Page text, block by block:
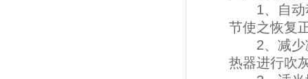
1、自动动
节使之恢复
2、减少减
热器进行吹